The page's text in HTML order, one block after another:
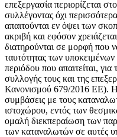
επεξεργασία περιορίζεται
συλλέγοντας όχι
απαιτούνται εν όψει των
ακριβή και εφόσον
διατηρούνται σε μορφή που
ταυτότητας των
περιόδου που απαιτείται,
συλλογής τους και της
Κανονισμού 679/2016 ΕΕ). Η
συμβάσεις με τους
ιστοχώρου, εντός των
ομαλή διεκπεραίωση των
των καταναλωτών σε αυτές